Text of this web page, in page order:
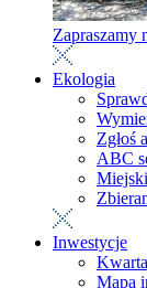
Zapraszamy
Ekologia
Zgłoś
ABC
Inwestycje
Mapa